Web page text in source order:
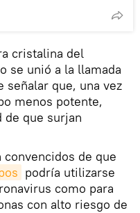
cristalina del
se unió a la llamada
que, una vez
menos potente,
que surjan
de que
podría utilizarse
como para
con alto riesgo de